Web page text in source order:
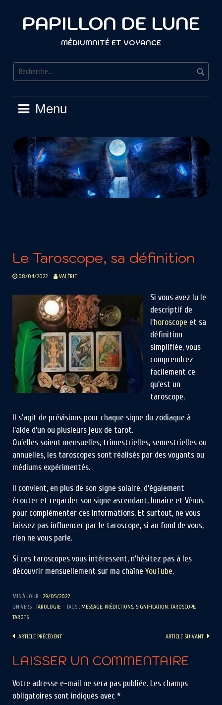
PAPILLON DE LUNE
MÉDIUMNITÉ ET VOYANCE
Menu
Le Taroscope, sa définition
08/04/2022 VALÉRIE
Si vous avez lu le
descriptif de
l’horoscope et sa
définition
simplifiée, vous
comprendrez
facilement ce
qu’est un
taroscope.
Il s’agit de prévisions pour chaque signe du zodiaque à
l’aide d’un ou plusieurs jeux de tarot.
Qu’elles soient mensuelles, trimestrielles, semestrielles ou
annuelles, les taroscopes sont réalisés par des voyants ou
médiums expérimentés.
Il convient, en plus de son signe solaire, d’également
écouter et regarder son signe ascendant, lunaire et Vénus
pour complémenter ces informations. Et surtout, ne vous
laissez pas influencer par le taroscope, si au fond de vous,
rien ne vous parle.
Si ces taroscopes vous intéressent, n’hésitez pas à les
découvrir mensuellement sur ma chaîne YouTube.
MIS À JOUR : 29/05/2022
UNIVERS : TAROLOGIE TAGS : MESSAGE, PRÉDICTIONS, SIGNIFICATION, TAROSCOPE,
TAROTS
ARTICLE PRÉCÉDENT ARTICLE SUIVANT
LAISSER UN COMMENTAIRE
Votre adresse e-mail ne sera pas publiée. Les champs
obligatoires sont indiqués avec *